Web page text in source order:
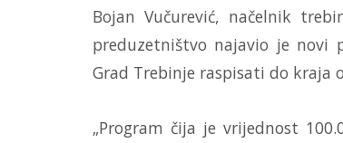
Bojan Vučurević, načelnik
preduzetništvo najavio je novi
Grad Trebinje raspisati do kraja
„Program čija je vrijednost